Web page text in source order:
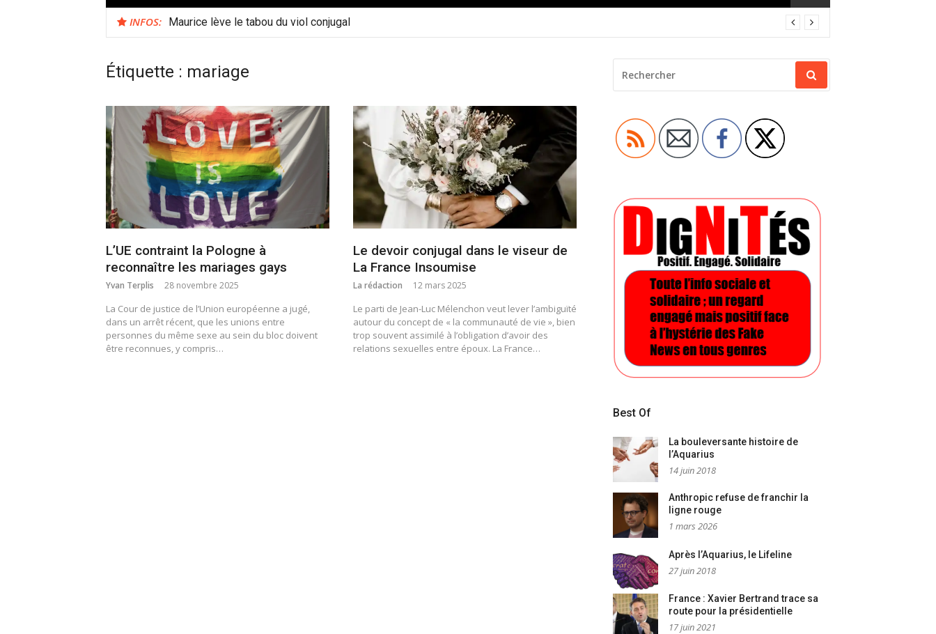
INFOS: Maurice lève le tabou du viol conjugal
Étiquette : mariage
L’UE contraint la Pologne à
reconnaître les mariages gays
Yvan Terplis 28 novembre 2025
La Cour de justice de l’Union européenne a jugé,
dans un arrêt récent, que les unions entre
personnes du même sexe au sein du bloc doivent
être reconnues, y compris…
Le devoir conjugal dans le viseur de
La France Insoumise
La rédaction 12 mars 2025
Le parti de Jean-Luc Mélenchon veut lever l’ambiguïté
autour du concept de « la communauté de vie », bien
trop souvent assimilé à l’obligation d’avoir des
relations sexuelles entre époux. La France…
POUR
:
Best Of
La bouleversante histoire de
l’Aquarius
14 juin 2018
Anthropic refuse de franchir la
ligne rouge
1 mars 2026
Après l’Aquarius, le Lifeline
27 juin 2018
France : Xavier Bertrand trace sa
route pour la présidentielle
17 juin 2021